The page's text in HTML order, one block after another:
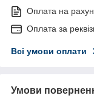
Оплата на
Оплата за
Всі умови оплати
Умови